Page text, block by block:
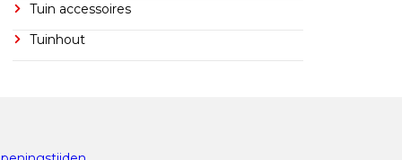
Tuin accessoires
Tuinhout